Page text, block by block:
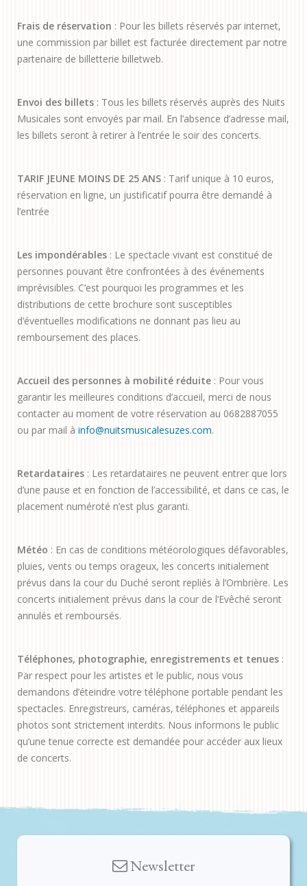
Frais de réservation : Pour les billets réservés par internet,
une commission par billet est facturée directement par notre
partenaire de billetterie billetweb.
Envoi des billets : Tous les billets réservés auprès des Nuits
Musicales sont envoyés par mail. En l’absence d’adresse mail,
les billets seront à retirer à l’entrée le soir des concerts.
TARIF JEUNE MOINS DE 25 ANS : Tarif unique à 10 euros,
réservation en ligne, un justificatif pourra être demandé à
l’entrée
Les impondérables : Le spectacle vivant est constitué de
personnes pouvant être confrontées à des événements
imprévisibles. C’est pourquoi les programmes et les
distributions de cette brochure sont susceptibles
d’éventuelles modifications ne donnant pas lieu au
remboursement des places.
Accueil des personnes à mobilité réduite : Pour vous
garantir les meilleures conditions d’accueil, merci de nous
contacter au moment de votre réservation au 0682887055
ou par mail à info@nuitsmusicalesuzes.com.
Retardataires : Les retardataires ne peuvent entrer que lors
d’une pause et en fonction de l’accessibilité, et dans ce cas, le
placement numéroté n’est plus garanti.
Météo : En cas de conditions météorologiques défavorables,
pluies, vents ou temps orageux, les concerts initialement
prévus dans la cour du Duché seront repliés à l’Ombrière. Les
concerts initialement prévus dans la cour de l’Evêché seront
annulés et remboursés.
Téléphones, photographie, enregistrements et tenues :
Par respect pour les artistes et le public, nous vous
demandons d’éteindre votre téléphone portable pendant les
spectacles. Enregistreurs, caméras, téléphones et appareils
photos sont strictement interdits. Nous informons le public
qu’une tenue correcte est demandée pour accéder aux lieux
de concerts.
Newsletter